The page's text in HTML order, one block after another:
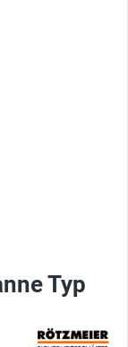
Typ